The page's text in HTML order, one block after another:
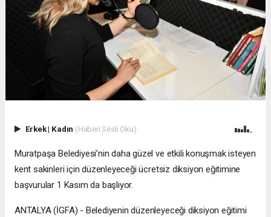
Erkek| Kadın (Haberi Sesli Oku)
Muratpaşa Belediyesi’nin daha güzel ve etkili konuşmak isteyen
kent sakinleri için düzenleyeceği ücretsiz diksiyon eğitimine
başvurular 1 Kasım da başlıyor.
ANTALYA (İGFA) - Belediyenin düzenleyeceği diksiyon eğitimi